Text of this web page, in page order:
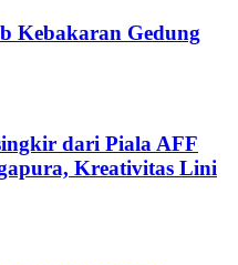
Kebakaran Gedung
dari Piala AFF
Kreativitas Lini